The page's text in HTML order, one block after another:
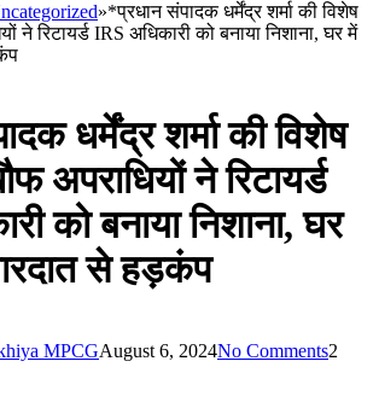
»*प्रधान संपादक धर्मेंद्र शर्मा की विशेष
ने रिटायर्ड IRS अधिकारी को बनाया निशाना, घर में
धर्मेंद्र शर्मा की विशेष
अपराधियों ने रिटायर्ड
को बनाया निशाना, घर
से हड़कंप
MPCGAugust 6, 2024No Comments2